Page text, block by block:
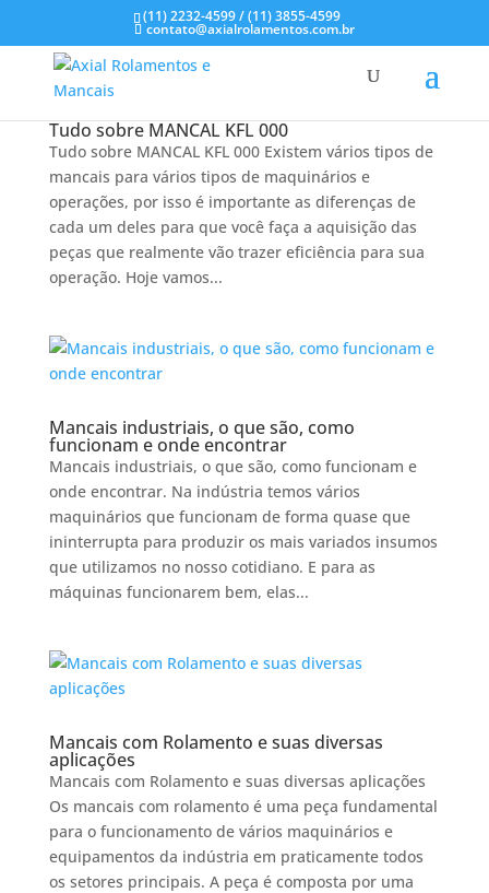
(11) 2232-4599 / (11) 3855-4599
contato@axialrolamentos.com.br
Tudo sobre MANCAL KFL 000
Tudo sobre MANCAL KFL 000 Existem vários tipos de
mancais para vários tipos de maquinários e
operações, por isso é importante as diferenças de
cada um deles para que você faça a aquisição das
peças que realmente vão trazer eficiência para sua
operação. Hoje vamos...
Mancais industriais, o que são, como
funcionam e onde encontrar
Mancais industriais, o que são, como funcionam e
onde encontrar. Na indústria temos vários
maquinários que funcionam de forma quase que
ininterrupta para produzir os mais variados insumos
que utilizamos no nosso cotidiano. E para as
máquinas funcionarem bem, elas...
Mancais com Rolamento e suas diversas
aplicações
Mancais com Rolamento e suas diversas aplicações
Os mancais com rolamento é uma peça fundamental
para o funcionamento de vários maquinários e
equipamentos da indústria em praticamente todos
os setores principais. A peça é composta por uma